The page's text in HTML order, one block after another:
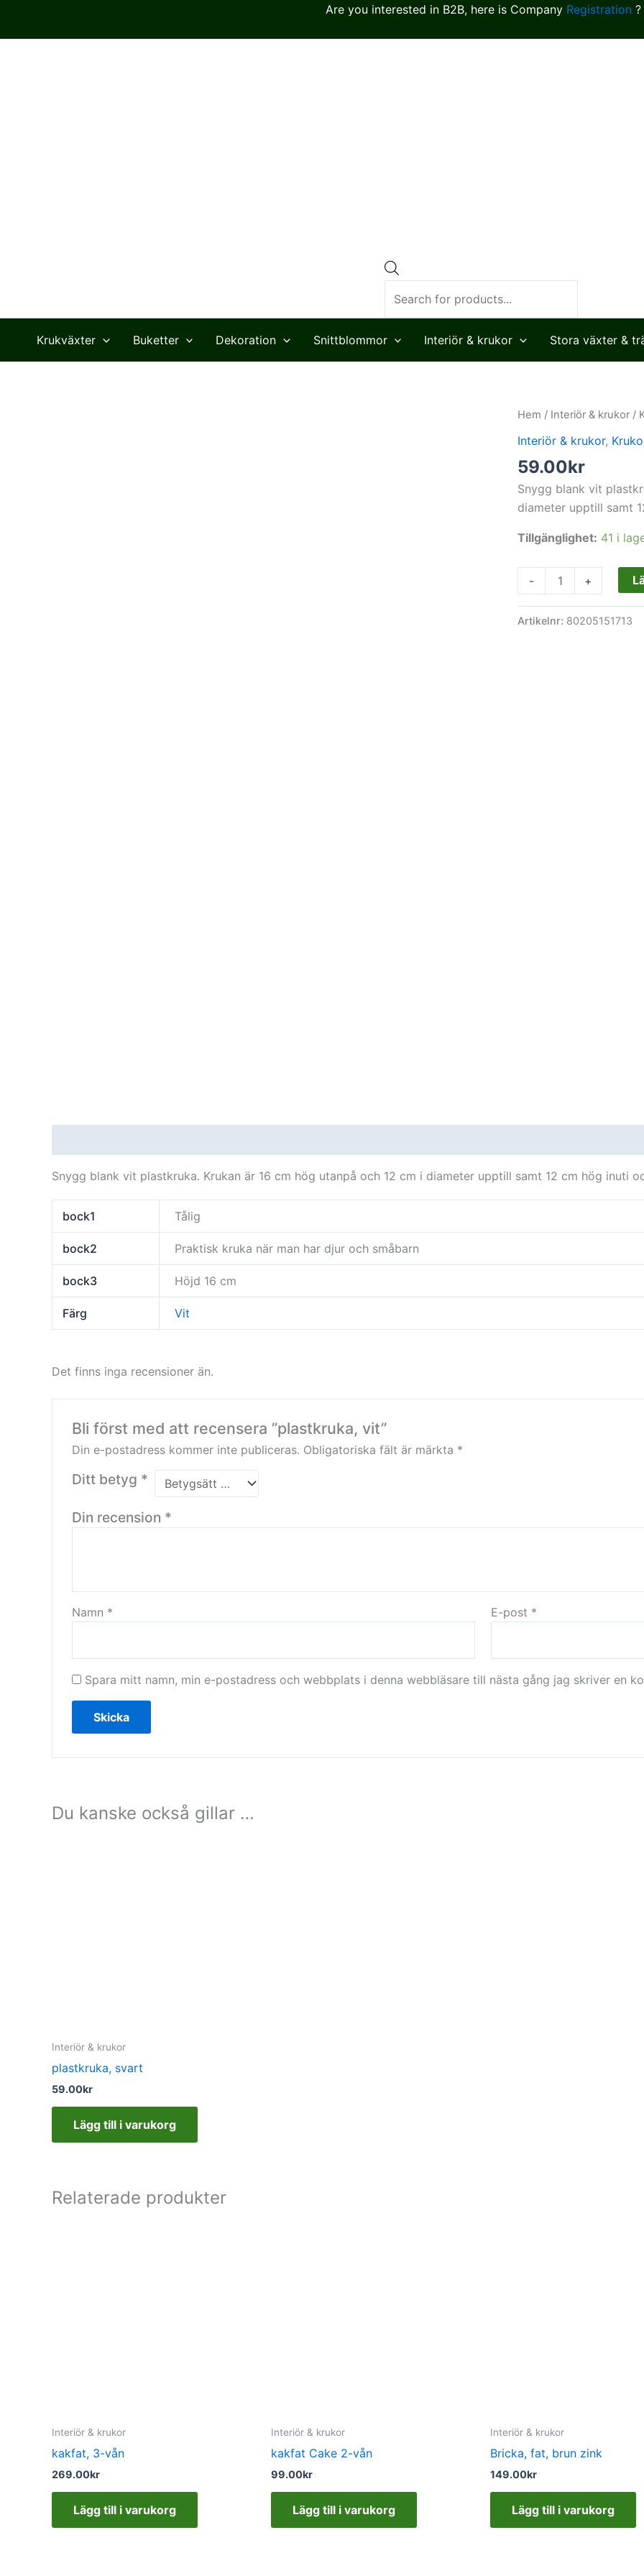
Are you interested in B2B, here is Company Registration?
Krukväxter Buketter Dekoration Snittblommor Interiör & krukor Stora växter &
Hem / Interiör & krukor /
Interiör & krukor,
59.00kr
Snygg blank vit
diameter upptill samt
Tillgänglighet: 41 i
-
plastkruka,
+
Artikelnr: 80205151713
Snygg blank vit plastkruka. Krukan är 16 cm hög utanpå och 12 cm i diameter upptill samt 12 cm hög inuti
bock1 Tålig
bock2 Praktisk kruka när man har djur och småbarn
bock3 Höjd 16 cm
Färg Vit
Det finns inga recensioner än.
Bli först med att recensera ”plastkruka, vit”
Din e-postadress kommer inte publiceras. Obligatoriska fält är märkta *
Ditt betyg *
Din recension *
Namn * E-post *
Spara mitt namn, min e-postadress och webbplats i denna webbläsare till nästa gång jag skriver en
Du kanske också gillar …
Interiör & krukor
plastkruka, svart
59.00kr
Lägg till i varukorg
Relaterade produkter
Interiör & krukor
kakfat, 3-vån
269.00kr
Lägg till i varukorg
Interiör & krukor
kakfat Cake 2-vån
99.00kr
Lägg till i varukorg
Interiör & krukor
Bricka, fat, brun zink
149.00kr
Lägg till i varukorg